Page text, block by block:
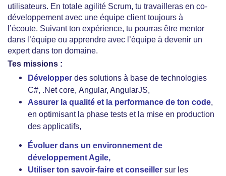
utilisateurs. En totale agilité Scrum, tu travailleras en co-
développement avec une équipe client toujours à
l’écoute. Suivant ton expérience, tu pourras être mentor
dans l’équipe ou apprendre avec l’équipe à devenir un
expert dans ton domaine.
Tes missions :
Développer des solutions à base de technologies
C#, .Net core, Angular, AngularJS,
Assurer la qualité et la performance de ton code,
en optimisant la phase tests et la mise en production
des applicatifs,
Évoluer dans un environnement de
développement Agile,
Utiliser ton savoir-faire et conseiller sur les